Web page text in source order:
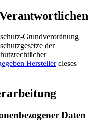
Grundverordnung
der
Herstellerdieses
Daten